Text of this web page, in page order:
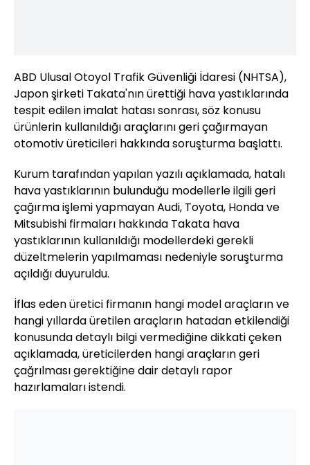
ABD Ulusal Otoyol Trafik Güvenliği İdaresi (NHTSA),
Japon şirketi Takata'nın ürettiği hava yastıklarında
tespit edilen imalat hatası sonrası, söz konusu
ürünlerin kullanıldığı araçlarını geri çağırmayan
otomotiv üreticileri hakkında soruşturma başlattı.
Kurum tarafından yapılan yazılı açıklamada, hatalı
hava yastıklarının bulunduğu modellerle ilgili geri
çağırma işlemi yapmayan Audi, Toyota, Honda ve
Mitsubishi firmaları hakkında Takata hava
yastıklarının kullanıldığı modellerdeki gerekli
düzeltmelerin yapılmaması nedeniyle soruşturma
açıldığı duyuruldu.
İflas eden üretici firmanın hangi model araçların ve
hangi yıllarda üretilen araçların hatadan etkilendiği
konusunda detaylı bilgi vermediğine dikkati çeken
açıklamada, üreticilerden hangi araçların geri
çağrılması gerektiğine dair detaylı rapor
hazırlamaları istendi.